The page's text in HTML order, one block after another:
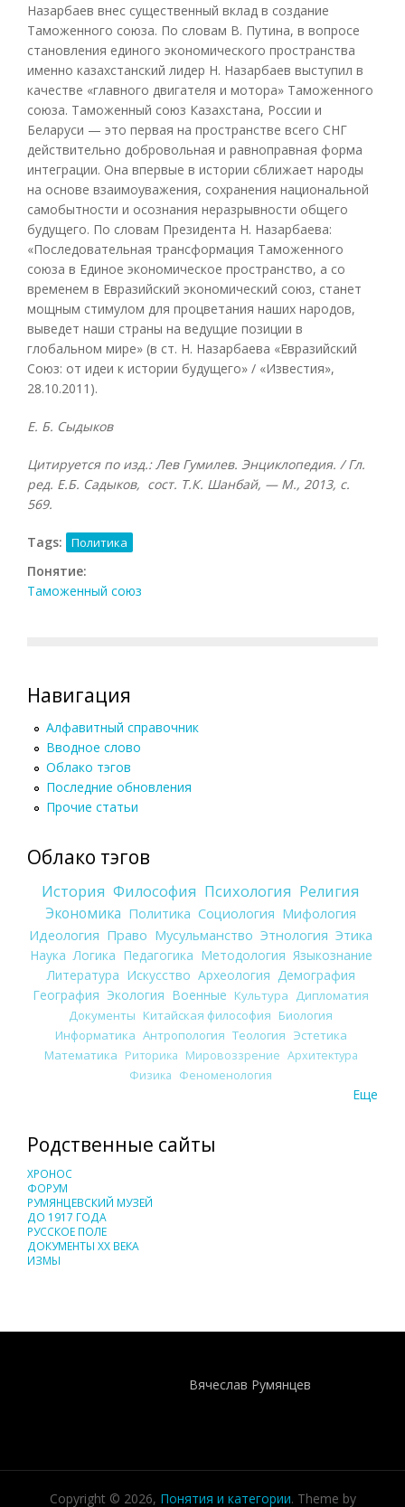
Назарбаев внес существенный вклад в создание
Таможенного союза. По словам В. Путина, в вопросе
становления единого экономического пространства
именно казахстанский лидер Н. Назарбаев выступил в
качестве «главного двигателя и мотора» Таможенного
союза. Таможенный союз Казахстана, России и
Беларуси — это первая на пространстве всего СНГ
действительно добровольная и равноправная форма
интеграции. Она впервые в истории сближает народы
на основе взаимоуважения, сохранения национальной
самобытности и осознания неразрывности общего
будущего. По словам Президента Н. Назарбаева:
«Последовательная трансформация Таможенного
союза в Единое экономическое пространство, а со
временем в Евразийский экономический союз, станет
мощным стимулом для процветания наших народов,
выведет наши страны на ведущие позиции в
глобальном мире» (в ст. Н. Назарбаева «Евразийский
Союз: от идеи к истории будущего» / «Известия»,
28.10.2011).
Е. Б. Сыдыков
Цитируется по изд.: Лев Гумилев. Энциклопедия. / Гл.
ред. Е.Б. Садыков, сост. Т.К. Шанбай, — М., 2013, с.
569.
Tags: Политика
Понятие:
Таможенный союз
Навигация
Алфавитный справочник
Вводное слово
Облако тэгов
Последние обновления
Прочие статьи
Облако тэгов
История Философия Психология Религия
Экономика Политика Социология Мифология
Идеология Право Мусульманство Этнология Этика
Наука Логика Педагогика Методология Языкознание
Литература Искусство Археология Демография
География Экология Военные Культура
Дипломатия
Документы Китайская философия Биология
Информатика Антропология Теология Эстетика
Математика Риторика Мировоззрение Архитектура
Физика Феноменология
Еще
Родственные сайты
ХРОНОС
ФОРУМ
РУМЯНЦЕВСКИЙ МУЗЕЙ
ДО 1917 ГОДА
РУССКОЕ ПОЛЕ
ДОКУМЕНТЫ XX ВЕКА
ИЗМЫ
Вячеслав Румянцев
Copyright © 2026, Понятия и категории. Theme by